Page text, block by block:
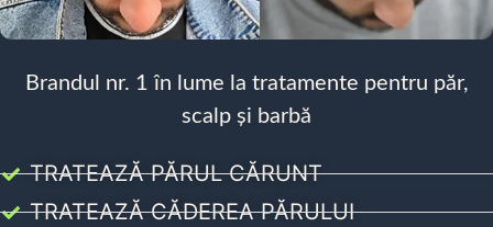
Brandul nr. 1 în lume la tratamente pentru păr,
scalp și barbă
TRATEAZĂ PĂRUL CĂRUNT
TRATEAZĂ CĂDEREA PĂRULUI